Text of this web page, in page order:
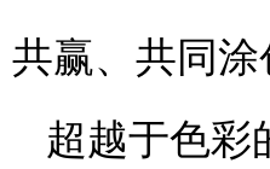
共赢、共同
超越于色彩